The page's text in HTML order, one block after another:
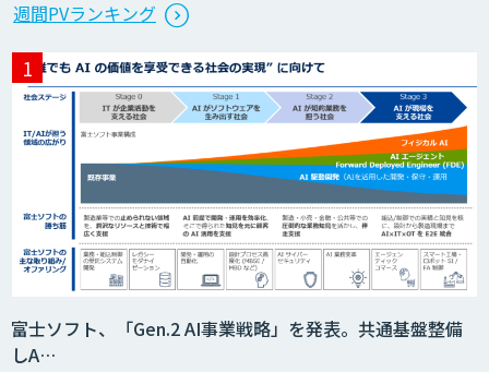
ントが自動処理します 『Knowfa（ノウ
ファ）受注AIエージェント』
LINE WORKS PaperOn
AI-OCR × BPOサービス
AI Canvas
週間PVランキング
富士ソフト、「Gen.2 AI事業戦略」を発表。共通基盤整備
しA…